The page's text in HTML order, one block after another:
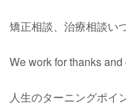
矯正相談、治療相談い
We work for thanks and
人生のターニングポイ